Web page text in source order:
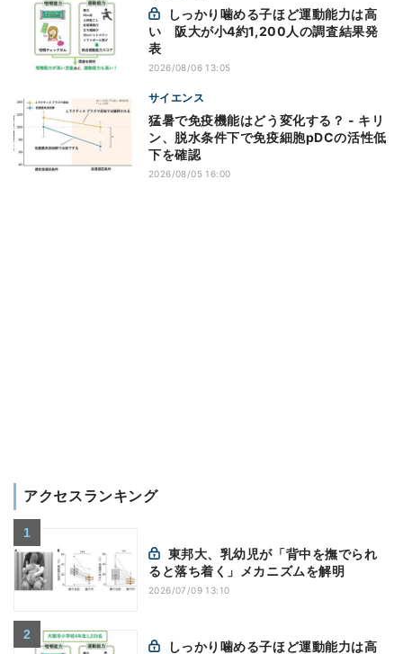
い 阪大が小4約1,200人の調査結果発
表
2026/08/06 13:05
サイエンス
猛暑で免疫機能はどう変化する？ - キリ
ン、脱水条件下で免疫細胞pDCの活性低
下を確認
2026/08/05 16:00
アクセスランキング
ると落ち着く」メカニズムを解明
2026/07/09 13:10